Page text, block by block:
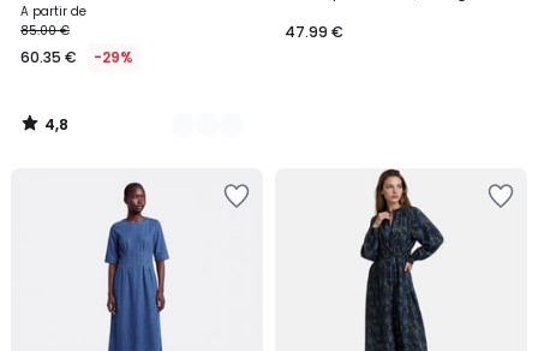
A partir de
85.00 €
60.35 € -29%
4,8
/
47.99 €